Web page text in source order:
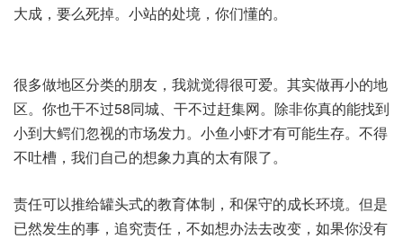
大成，要么死掉。小站的处境，你们懂的。
很多做地区分类的朋友，我就觉得很可爱。其实做再小的地
区。你也干不过58同城、干不过赶集网。除非你真的能找到
小到大鳄们忽视的市场发力。小鱼小虾才有可能生存。不得
不吐槽，我们自己的想象力真的太有限了。
责任可以推给罐头式的教育体制，和保守的成长环境。但是
已然发生的事，追究责任，不如想办法去改变，如果你没有